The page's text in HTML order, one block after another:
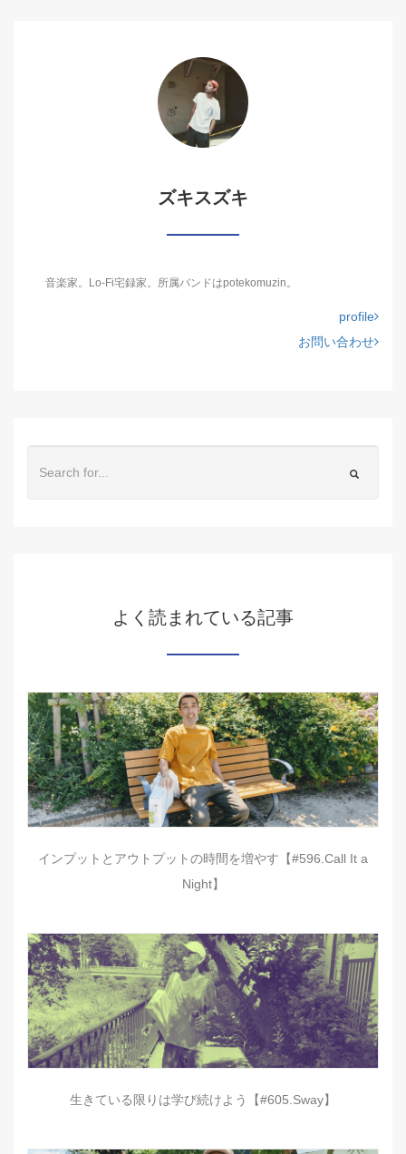
ズキスズキ
音楽家。Lo-Fi宅録家。所属バンドはpotekomuzin。
profile
お問い合わせ
よく読まれている記事
インプットとアウトプットの時間を増やす【#596.Call It a
Night】
生きている限りは学び続けよう【#605.Sway】